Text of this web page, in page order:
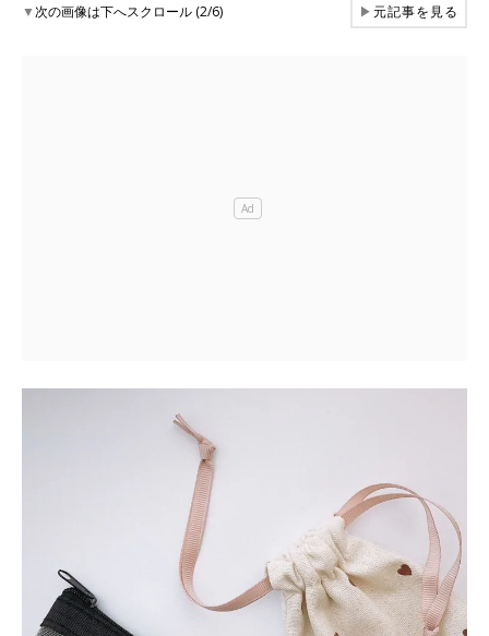
▼次の画像は下へスクロール (2/6) ▶元記事を見る